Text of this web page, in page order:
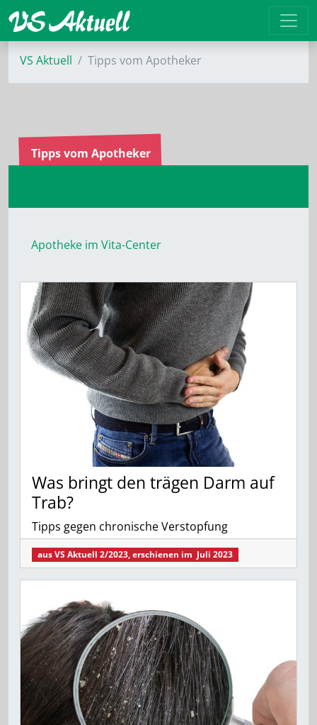
VS Aktuell Tipps vom Apotheker
Tipps vom Apotheker
Apotheke im Vita-Center
Was bringt den trägen Darm auf
Trab?
Tipps gegen chronische Verstopfung
ausVS Aktuell 2/2023, erschienen im Juli 2023